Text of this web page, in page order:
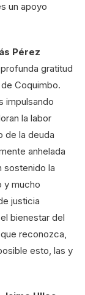
un apoyo
Pérez
gratitud
Coquimbo.
impulsando
la labor
de la deuda
anhelada
sostenido la
y mucho
justicia
bienestar del
reconozca,
esto, las y